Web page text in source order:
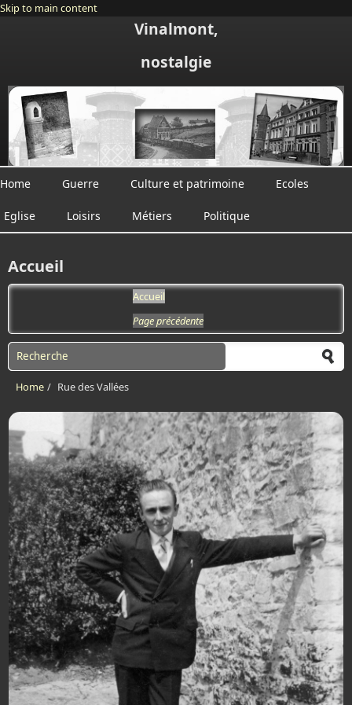
Skip to main content
Vinalmont,
nostalgie
Home Guerre Culture et patrimoine Ecoles
Eglise Loisirs Métiers Politique
Accueil
Accueil
Page précédente
Search form
Home / Rue des Vallées